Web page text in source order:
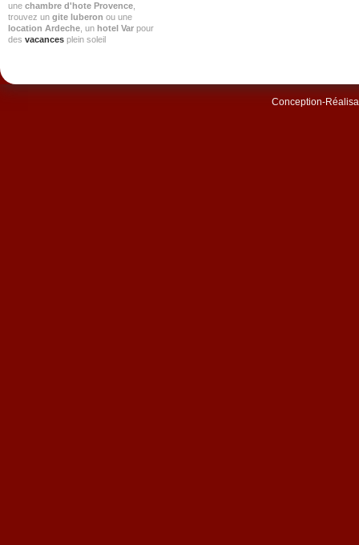
une chambre d'hote Provence
trouvez un gite luberon ou une
location Ardeche , un hotel Var pour
des vacances plein soleil
Conception-